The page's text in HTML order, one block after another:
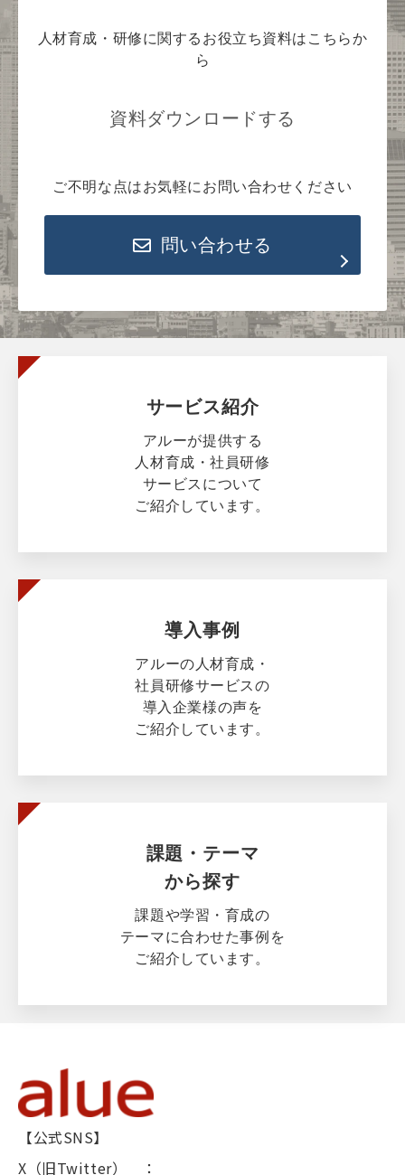
人材育成・研修に関するお役立ち資料はこちらか
ら
資料ダウンロードする
ご不明な点はお気軽にお問い合わせください
問い合わせる
サービス紹介
アルーが提供する
人材育成・社員研修
サービスについて
ご紹介しています。
導入事例
アルーの人材育成・
社員研修サービスの
導入企業様の声を
ご紹介しています。
課題・テーマ
から探す
課題や学習・育成の
テーマに合わせた事例を
ご紹介しています。
【公式SNS】
X（旧Twitter） ：